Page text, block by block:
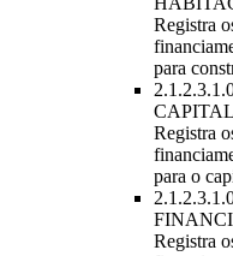
Registra
para
Registra
para o
Registra